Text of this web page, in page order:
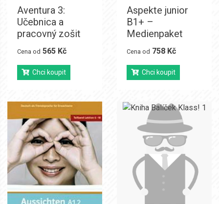
Aventura 3:
Učebnica a
pracovný zošit
Cena od 565 Kč
Chci koupit
Aspekte junior
B1+ –
Medienpaket
Cena od 758 Kč
Chci koupit